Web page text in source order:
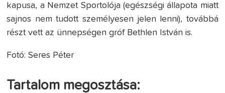
kapusa, a Nemzet Sportolója (egészségi állapota miatt
sajnos nem tudott személyesen jelen lenni), továbbá
részt vett az ünnepségen gróf Bethlen István is.
Fotó: Seres Péter
Tartalom megosztása: